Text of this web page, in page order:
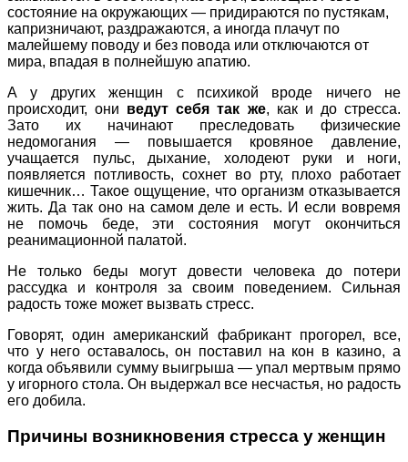
состояние на окружающих — придираются по пустякам,
капризничают, раздражаются, а иногда плачут по
малейшему поводу и без повода или отключаются от
мира, впадая в полнейшую апатию.
А у других женщин с психикой вроде ничего не
происходит, они ведут себя так же, как и до стресса.
Зато их начинают преследовать физические
недомогания — повышается кровяное давление,
учащается пульс, дыхание, холодеют руки и ноги,
появляется потливость, сохнет во рту, плохо работает
кишечник… Такое ощущение, что организм отказывается
жить. Да так оно на самом деле и есть. И если вовремя
не помочь беде, эти состояния могут окончиться
реанимационной палатой.
Не только беды могут довести человека до потери
рассудка и контроля за своим поведением. Сильная
радость тоже может вызвать стресс.
Говорят, один американский фабрикант прогорел, все,
что у него оставалось, он поставил на кон в казино, а
когда объявили сумму выигрыша — упал мертвым прямо
у игорного стола. Он выдержал все несчастья, но радость
его добила.
Причины возникновения стресса у женщин